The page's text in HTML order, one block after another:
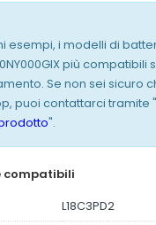
esempi, i modelli di
più compatibili
Se non sei sicuro
puoi contattarci tramite "
".
compatibili
L18C3PD2